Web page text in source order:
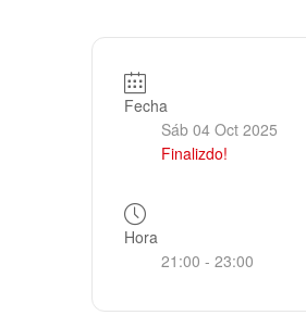
Fecha
Sáb 04 Oct 2025
Finalizdo!
Hora
21:00 - 23:00